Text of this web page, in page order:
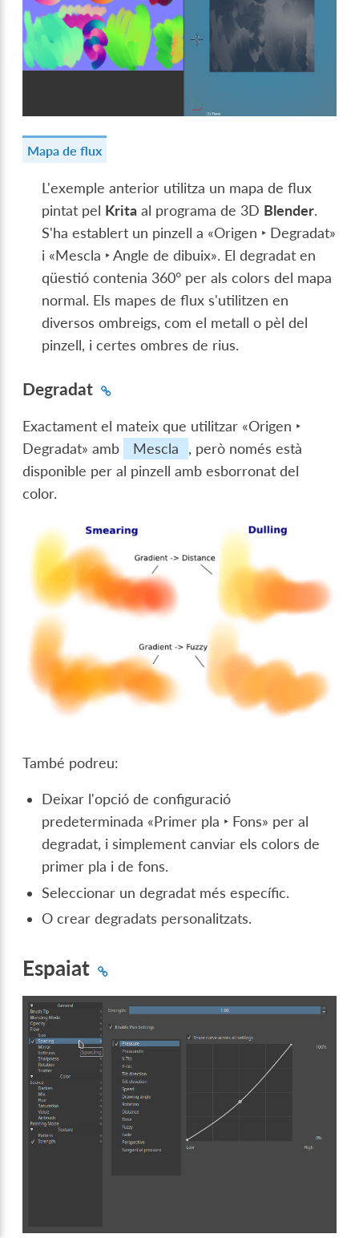
Mapa de flux
L'exemple anterior utilitza un mapa de flux
pintat pel Krita al programa de 3D Blender.
S'ha establert un pinzell a «Origen ‣ Degradat»
i «Mescla ‣ Angle de dibuix». El degradat en
qüestió contenia 360° per als colors del mapa
normal. Els mapes de flux s'utilitzen en
diversos ombreigs, com el metall o pèl del
pinzell, i certes ombres de rius.
Degradat
Exactament el mateix que utilitzar «Origen ‣
Degradat» amb Mescla
, però només està
disponible per al pinzell amb esborronat del
color.
També podreu:
Deixar l'opció de configuració
predeterminada «Primer pla ‣ Fons» per al
degradat, i simplement canviar els colors de
primer pla i de fons.
Seleccionar un degradat més específic.
O crear degradats personalitzats.
Espaiat